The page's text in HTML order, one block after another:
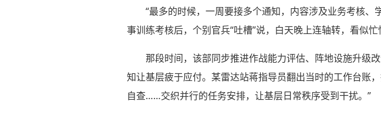
“最多的时候，一周要接多个通知，内容涉及业务考核
事训练考核后，个别官兵“吐槽”说，白天晚上连轴转，看似忙
那段时间，该部同步推进作战能力评估、阵地设施升级
知让基层疲于应付。某雷达站蒋指导员翻出当时的工作台账
自查……交织并行的任务安排，让基层日常秩序受到干扰。”